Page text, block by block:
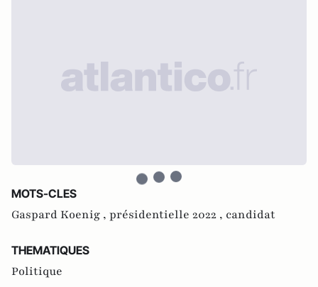
MOTS-CLES
Gaspard Koenig , présidentielle 2022 , candidat
THEMATIQUES
Politique